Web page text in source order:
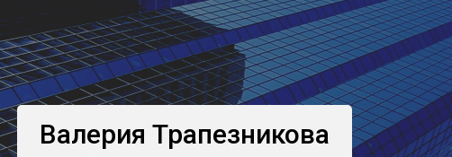
Валерия Трапезникова